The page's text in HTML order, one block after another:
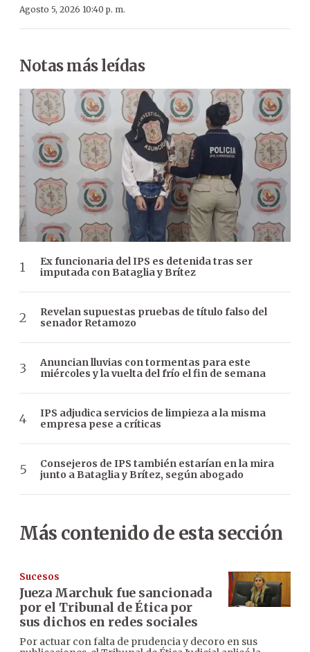
Agosto 5, 2026 10:40 p. m.
Notas más leídas
Ex funcionaria del IPS es detenida tras ser
imputada con Bataglia y Brítez
Revelan supuestas pruebas de título falso del
senador Retamozo
Anuncian lluvias con tormentas para este
miércoles y la vuelta del frío el fin de semana
IPS adjudica servicios de limpieza a la misma
empresa pese a críticas
Consejeros de IPS también estarían en la mira
junto a Bataglia y Brítez, según abogado
Más contenido de esta sección
Sucesos
Jueza Marchuk fue sancionada
por el Tribunal de Ética por
sus dichos en redes sociales
Por actuar con falta de prudencia y decoro en sus